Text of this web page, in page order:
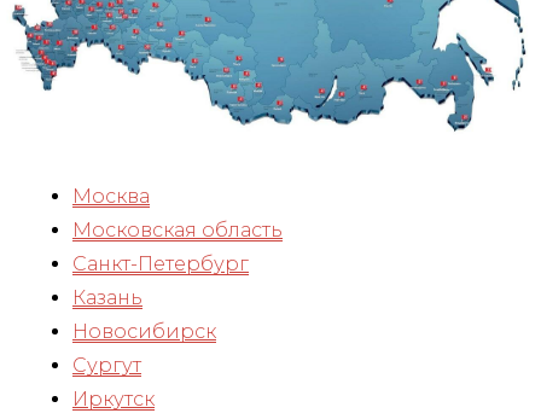
Москва
Московская область
Санкт-Петербург
Казань
Новосибирск
Сургут
Иркутск